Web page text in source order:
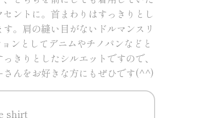
ントに。首まわりはすっきりとし
。肩の縫い目がないドルマンスリ
ンとしてデニムやチノパンなどと
きりとしたシルエットですので、
んをお好きな方にもぜひです(^^)
shirt